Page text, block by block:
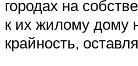
городах на
к их жилому дому
крайность,